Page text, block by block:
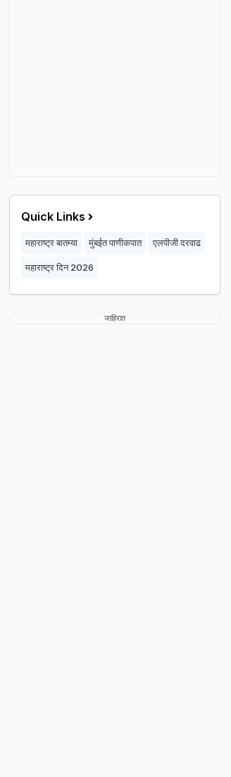
Quick Links
महाराष्ट्र बातम्या मुंबईत पाणीकपात एलपीजी दरवाढ
महाराष्ट्र दिन 2026
जाहिरात